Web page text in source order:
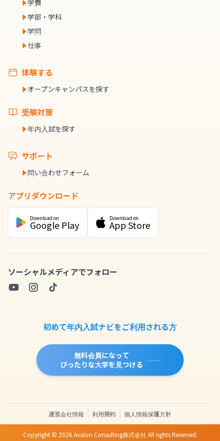
学費
学部・学科
学問
仕事
体験する
オープンキャンパスを探す
受験対策
年内入試を探す
サポート
問い合わせフォーム
アプリダウンロード
Download on
Google Play
Download on
App Store
ソーシャルメディアでフォロー
初めて年内入試ナビをご利用される方
無料会員になって
ぴったりな大学を見つける
運営会社情報 利用規約 個人情報保護方針
Copyright © 2026 Avalon Consulting株式会社 All rights Reserved.